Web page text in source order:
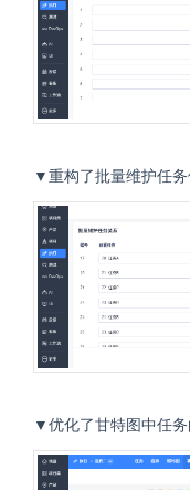
▼重构了批量维护任务
▼优化了甘特图中任务